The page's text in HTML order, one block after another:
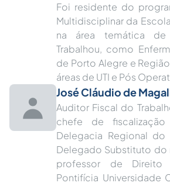
Foi residente do
Multidisciplinar da
na área temática de
Trabalhou, como
de Porto Alegre e
áreas de UTI e Pós
José Cláudio de
Auditor Fiscal do
chefe de
Delegacia Regional do
Delegado Substituto do
professor de Direito
Pontifícia Universidade